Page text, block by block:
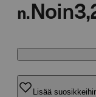
n. Noin
Lisää